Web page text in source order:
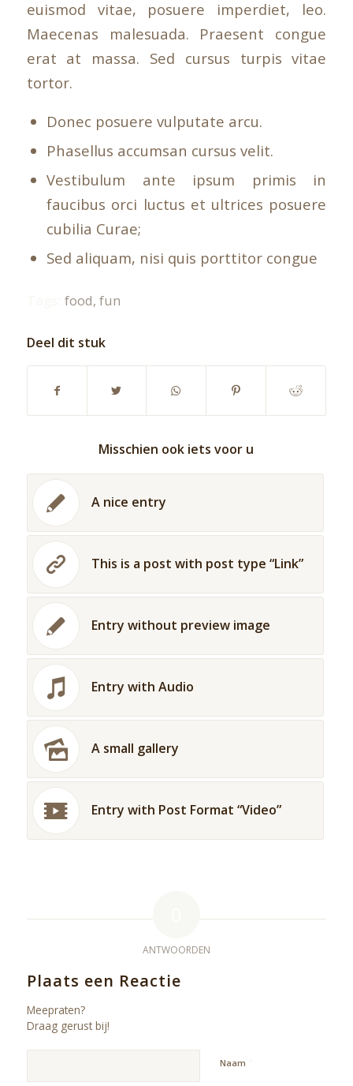
euismod vitae, posuere imperdiet, leo.
Maecenas malesuada. Praesent congue
erat at massa. Sed cursus turpis vitae
tortor.
Donec posuere vulputate arcu.
Phasellus accumsan cursus velit.
Vestibulum ante ipsum primis in
faucibus orci luctus et ultrices posuere
cubilia Curae;
Sed aliquam, nisi quis porttitor congue
food, fun
Deel dit stuk
Misschien ook iets voor u
A nice entry
This is a post with post type “Link”
Entry without preview image
Entry with Audio
A small gallery
Entry with Post Format “Video”
ANTWOORDEN
Plaats een Reactie
Meepraten?
Draag gerust bij!
Naam